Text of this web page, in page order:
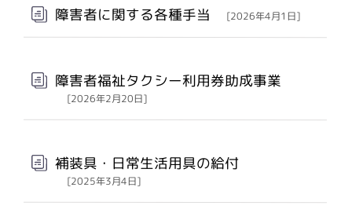
障害者に関する各種手当 [2026年4月1日]
障害者福祉タクシー利用券助成事業
[2026年2月20日]
補装具・日常生活用具の給付
[2025年3月4日]